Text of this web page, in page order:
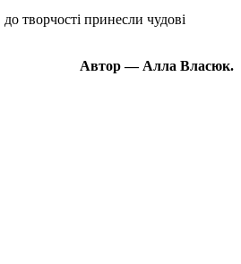
творчості принесли чудові
Автор — Алла Власюк.